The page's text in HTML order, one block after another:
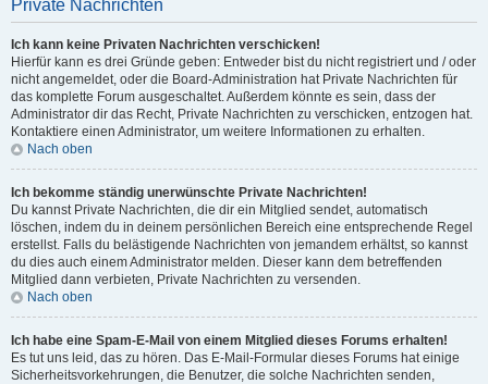
Private Nachrichten
Ich kann keine Privaten Nachrichten verschicken!
Hierfür kann es drei Gründe geben: Entweder bist du nicht registriert und / oder
nicht angemeldet, oder die Board-Administration hat Private Nachrichten für
das komplette Forum ausgeschaltet. Außerdem könnte es sein, dass der
Administrator dir das Recht, Private Nachrichten zu verschicken, entzogen hat.
Kontaktiere einen Administrator, um weitere Informationen zu erhalten.
Nach oben
Ich bekomme ständig unerwünschte Private Nachrichten!
Du kannst Private Nachrichten, die dir ein Mitglied sendet, automatisch
löschen, indem du in deinem persönlichen Bereich eine entsprechende Regel
erstellst. Falls du belästigende Nachrichten von jemandem erhältst, so kannst
du dies auch einem Administrator melden. Dieser kann dem betreffenden
Mitglied dann verbieten, Private Nachrichten zu versenden.
Nach oben
Ich habe eine Spam-E-Mail von einem Mitglied dieses Forums erhalten!
Es tut uns leid, das zu hören. Das E-Mail-Formular dieses Forums hat einige
Sicherheitsvorkehrungen, die Benutzer, die solche Nachrichten senden,